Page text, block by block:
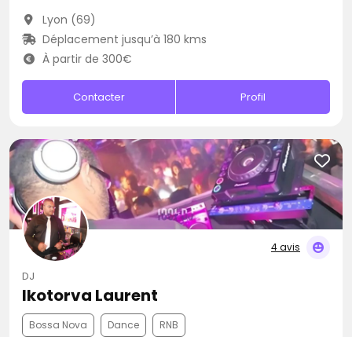
Lyon (69)
Déplacement jusqu’à 180 kms
À partir de 300€
Contacter Profil
4 avis
DJ
Ikotorva Laurent
Bossa Nova Dance RNB